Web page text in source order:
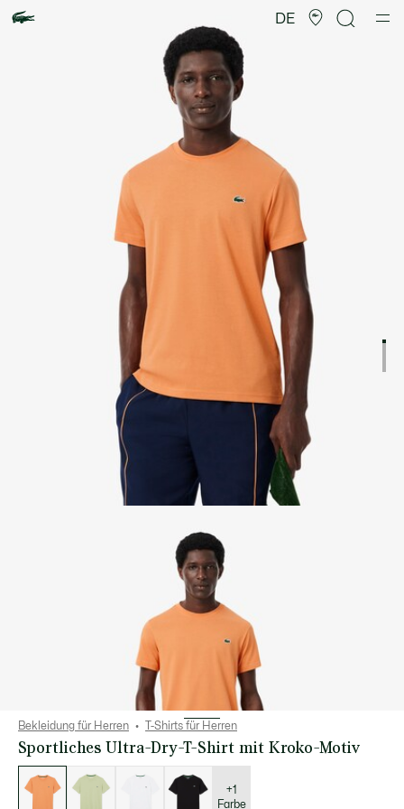
DE
Bekleidung für Herren T-Shirts für Herren
Sportliches Ultra-Dry-T-Shirt mit Kroko-Motiv
der
Varianten
+1
Farbe